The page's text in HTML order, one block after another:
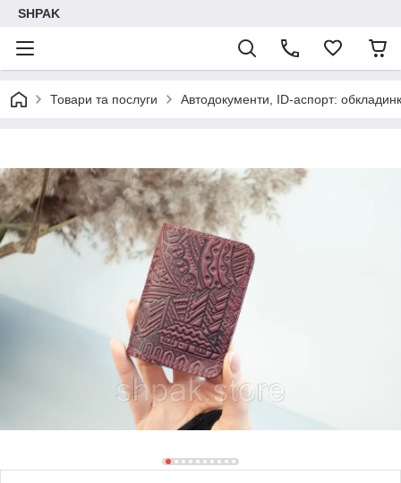
SHPAK
Товари та послуги Автодокументи, ID-аспорт: